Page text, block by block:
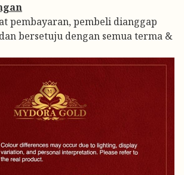
pembayaran, pembeli dianggap
bersetuju dengan semua terma &